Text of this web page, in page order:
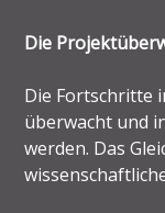
Die
Die Fortschritte
überwacht und
werden. Das